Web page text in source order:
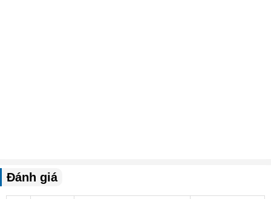
Đánh giá